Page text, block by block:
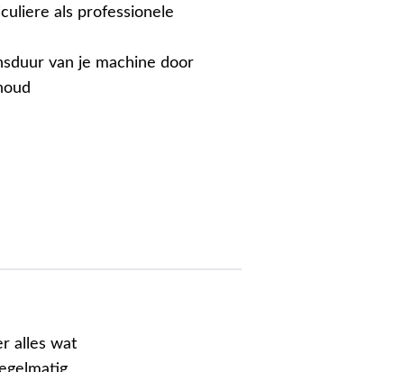
als professionele
van je machine door
alles wat